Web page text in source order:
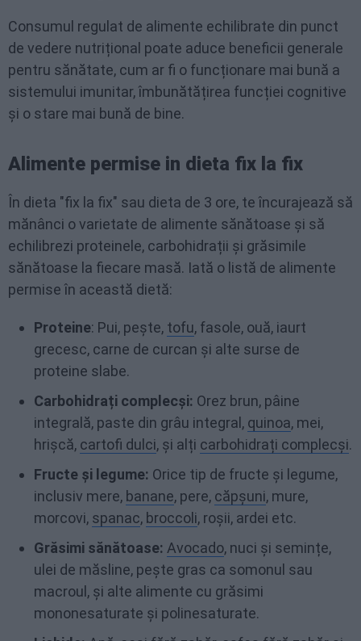
Consumul regulat de alimente echilibrate din punct
de vedere nutrițional poate aduce beneficii generale
pentru sănătate, cum ar fi o funcționare mai bună a
sistemului imunitar, îmbunătățirea funcției cognitive
și o stare mai bună de bine.
Alimente permise in dieta fix la fix
În dieta "fix la fix" sau dieta de 3 ore, te încurajează să
mănânci o varietate de alimente sănătoase și să
echilibrezi proteinele, carbohidrații și grăsimile
sănătoase la fiecare masă. Iată o listă de alimente
permise în această dietă:
Proteine: Pui, pește, tofu, fasole, ouă, iaurt
grecesc, carne de curcan și alte surse de
proteine slabe.
Carbohidrați complecși: Orez brun, pâine
integrală, paste din grâu integral, quinoa, mei,
hrișcă, cartofi dulci, și alți carbohidrați complecși.
Fructe și legume: Orice tip de fructe și legume,
inclusiv mere, banane, pere, căpșuni, mure,
morcovi, spanac, broccoli, roșii, ardei etc.
Grăsimi sănătoase: Avocado, nuci și semințe,
ulei de măsline, pește gras ca somonul sau
macroul, și alte alimente cu grăsimi
mononesaturate și polinesaturate.